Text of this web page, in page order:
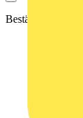
Beständig,